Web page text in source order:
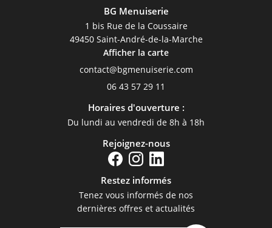
BG Menuiserie
1 bis Rue de la Coussaire
49450 Saint-André-de-la-Marche
Afficher la carte
06 43 57 29 11
Horaires d'ouverture :
Du lundi au vendredi de 8h à 18h
Rejoignez-nous
Restez informés
Tenez vous informés de nos
dernières offres et actualités